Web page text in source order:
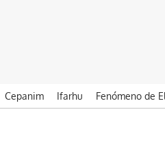
Cepanim Ifarhu Fenómeno de